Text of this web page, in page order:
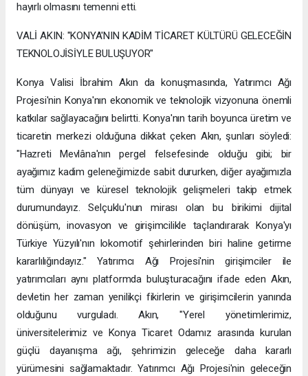
hayırlı olmasını temenni etti.
VALİ AKIN: "KONYA'NIN KADİM TİCARET KÜLTÜRÜ GELECEĞİN
TEKNOLOJİSİYLE BULUŞUYOR"
Konya Valisi İbrahim Akın da konuşmasında, Yatırımcı Ağı
Projesi'nin Konya'nın ekonomik ve teknolojik vizyonuna önemli
katkılar sağlayacağını belirtti. Konya'nın tarih boyunca üretim ve
ticaretin merkezi olduğuna dikkat çeken Akın, şunları söyledi:
"Hazreti Mevlâna'nın pergel felsefesinde olduğu gibi; bir
ayağımız kadim geleneğimizde sabit dururken, diğer ayağımızla
tüm dünyayı ve küresel teknolojik gelişmeleri takip etmek
durumundayız. Selçuklu'nun mirası olan bu birikimi dijital
dönüşüm, inovasyon ve girişimcilikle taçlandırarak Konya'yı
Türkiye Yüzyılı'nın lokomotif şehirlerinden biri haline getirme
kararlılığındayız." Yatırımcı Ağı Projesi'nin girişimciler ile
yatırımcıları aynı platformda buluşturacağını ifade eden Akın,
devletin her zaman yenilikçi fikirlerin ve girişimcilerin yanında
olduğunu vurguladı. Akın, "Yerel yönetimlerimiz,
üniversitelerimiz ve Konya Ticaret Odamız arasında kurulan
güçlü dayanışma ağı, şehrimizin geleceğe daha kararlı
yürümesini sağlamaktadır. Yatırımcı Ağı Projesi'nin geleceğin